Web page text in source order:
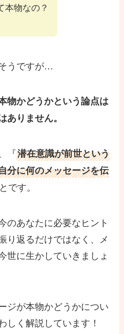
本物なの？
うですが…
物かどうかという論点は
ありません。
『潜在意識が前世という
分に何のメッセージを伝
です。
のあなたに必要なヒント
り返るだけではなく、メ
世に生かしていきましょ
ジが本物かどうかについ
しく解説しています！